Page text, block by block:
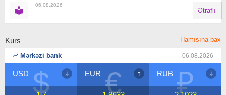
06.08.2026
Ətraflı
Kurs Hamısına bax
Mərkəzi bank 06.08.2026
$
USD €
EUR ₽
RUB